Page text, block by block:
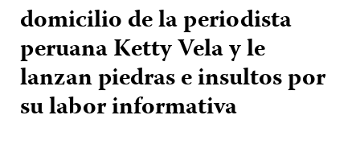
domicilio de la periodista
peruana Ketty Vela y le
lanzan piedras e insultos por
su labor informativa